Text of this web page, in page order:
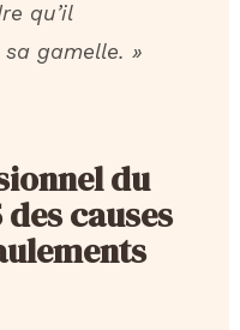
qu’il
gamelle. »
du
causes